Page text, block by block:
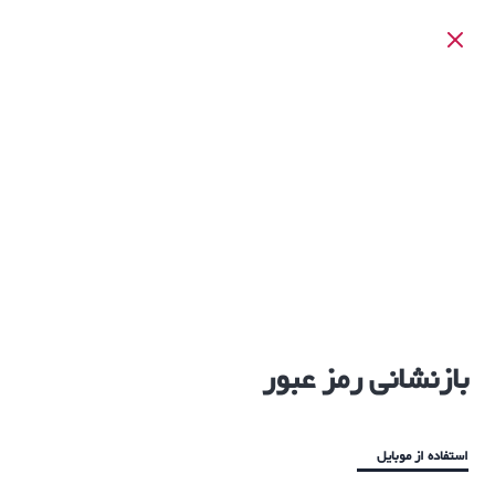
بازنشانی رمز عبور
استفاده از موبایل